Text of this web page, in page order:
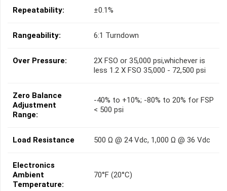
Repeatability: ±0.1%
Rangeability: 6:1 Turndown
Over Pressure:
2X FSO or 35,000 psi,whichever is
less 1.2 X FSO 35,000 - 72,500 psi
Zero Balance
Adjustment
Range:
-40% to +10%; -80% to 20% for FSP
< 500 psi
Load Resistance 500 Ω @ 24 Vdc, 1,000 Ω @ 36 Vdc
Electronics
Ambient
Temperature:
70°F (20°C)